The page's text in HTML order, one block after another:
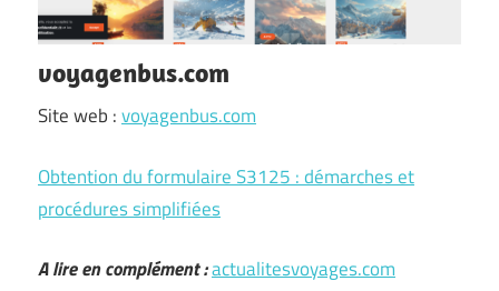
voyagenbus.com
Site web :voyagenbus.com
Obtention du formulaire S3125 : démarches et
procédures simplifiées
A lire en complément :actualitesvoyages.com